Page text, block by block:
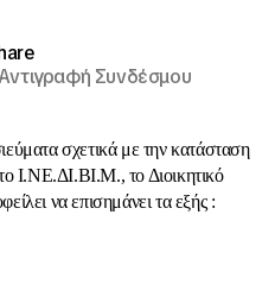
Συνδέσμου
σχετικά με την κατάσταση
Ι.ΝΕ.ΔΙ.ΒΙ.Μ., το Διοικητικό
να επισημάνει τα εξής :